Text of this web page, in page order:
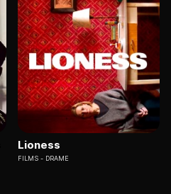
Lioness
FILMS DRAME